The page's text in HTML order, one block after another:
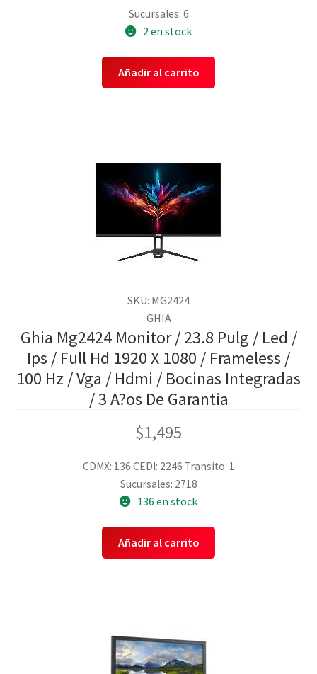
Sucursales: 6
2 en stock
Añadir al carrito
SKU: MG2424
GHIA
Ghia Mg2424 Monitor / 23.8 Pulg / Led /
Ips / Full Hd 1920 X 1080 / Frameless /
100 Hz / Vga / Hdmi / Bocinas Integradas
/ 3 A?os De Garantia
$1,495
CDMX: 136 CEDI: 2246 Transito: 1
Sucursales: 2718
136 en stock
Añadir al carrito